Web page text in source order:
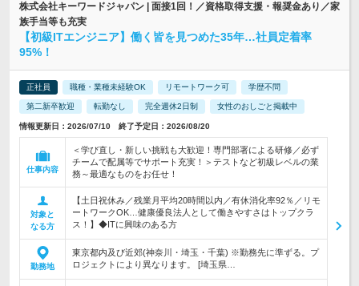
株式会社キーワードジャパン | 面接1回！／資格取得支援・報奨金あり／家
族手当等も充実
【初級ITエンジニア】働く皆を見つめた35年…社員定着率
95%！
正社員 職種・業種未経験OK リモートワーク可 学歴不問
第二新卒歓迎 転勤なし 完全週休2日制 女性のおしごと掲載中
情報更新日：2026/07/10 終了予定日：2026/08/20
仕事内容
＜学び直し・新しい挑戦も大歓迎！専門部署による研修／必ず
チームで配属等でサポート充実！＞テストなど初級レベルの業
務～最適なものをお任せ！
対象と
なる方
【土日祝休み／残業月平均20時間以内／有休消化率92％／リモ
ートワークOK…健康優良法人として働きやすさはトップクラ
ス！】◆ITに興味のある方
勤務地
東京都内及び近郊(神奈川・埼玉・千葉) ※勤務先に準ずる。プ
ロジェクトにより異なります。 [埼玉県…